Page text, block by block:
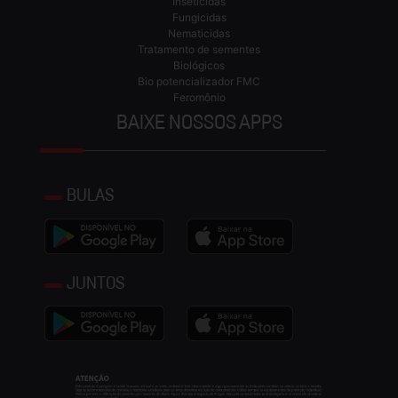
Fungicidas
Nematicidas
Tratamento de sementes
Biológicos
Bio potencializador FMC
Feromônio
BAIXE NOSSOS APPS
BULAS
JUNTOS